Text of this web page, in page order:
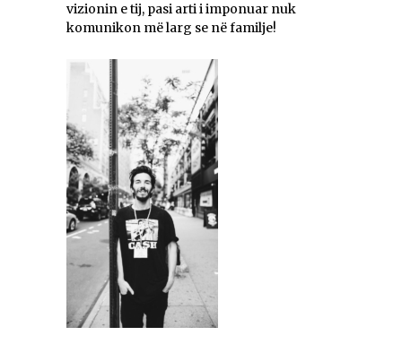
vizionin e tij, pasi arti i imponuar nuk
komunikon më larg se në familje!